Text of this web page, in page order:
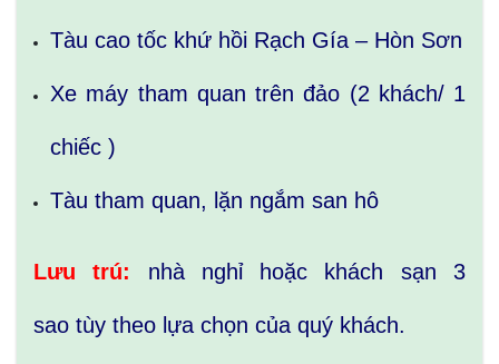
Tàu cao tốc khứ hồi Rạch Gía – Hòn Sơn
Xe máy tham quan trên đảo (2 khách/ 1
chiếc )
Tàu tham quan, lặn ngắm san hô
Lưu trú: nhà nghỉ hoặc khách sạn 3
sao tùy theo lựa chọn của quý khách.